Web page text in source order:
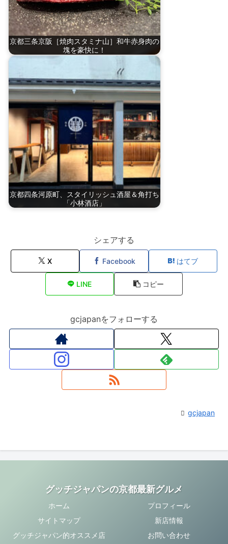
京都三条京阪［焼肉スタミナ山］和牛赤身肉の
塊を豪快に！
京都四条河原町、スタイリッシュ酒屋＆角打ち
「小林酒店」
シェアする
X Facebook はてブ
LINE コピー
gcjapanをフォローする
gcjapan
グッチジャパンの京都最新グルメ
ホーム
プロフィール
サイトマップ
新店情報
グッチジャパン的オススメ店
お問い合わせ